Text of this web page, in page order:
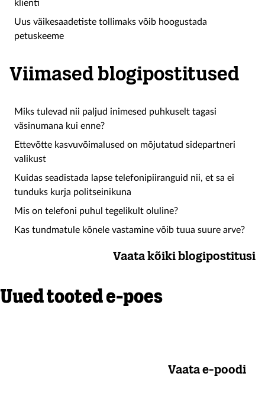
klienti
Uus väikesaadetiste tollimaks võib hoogustada
petuskeeme
Viimased blogipostitused
Miks tulevad nii paljud inimesed puhkuselt tagasi
väsinumana kui enne?
Ettevõtte kasvuvõimalused on mõjutatud sidepartneri
valikust
Kuidas seadistada lapse telefonipiiranguid nii, et sa ei
tunduks kurja politseinikuna
Mis on telefoni puhul tegelikult oluline?
Kas tundmatule kõnele vastamine võib tuua suure arve?
Vaata kõiki blogipostitusi
Uued tooted e-poes
Vaata e-poodi